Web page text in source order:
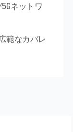
ネットワ
範なカバレ